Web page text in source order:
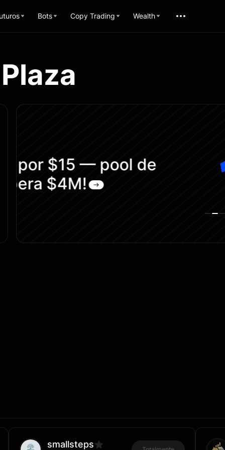
Bots Copy Trading Wealth
Proteja seu 1º
um Voucher de
USDT
smallsteps